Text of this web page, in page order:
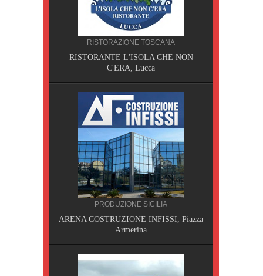
RISTORAZIONE TOSCANA
RISTORANTE L'ISOLA CHE NON
C'ERA, Lucca
PRODUZIONE SICILIA
ARENA COSTRUZIONE INFISSI, Piazza
Armerina